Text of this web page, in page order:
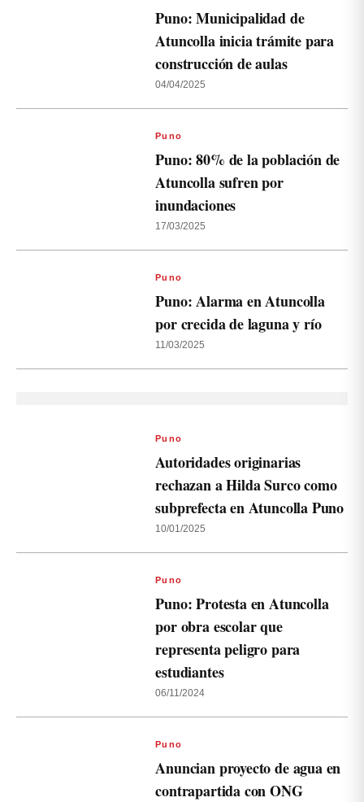
Puno: Municipalidad de
Atuncolla inicia trámite para
construcción de aulas
04/04/2025
Puno
Puno: 80% de la población de
Atuncolla sufren por
inundaciones
17/03/2025
Puno
Puno: Alarma en Atuncolla
por crecida de laguna y río
11/03/2025
Puno
Autoridades originarias
rechazan a Hilda Surco como
subprefecta en Atuncolla Puno
10/01/2025
Puno
Puno: Protesta en Atuncolla
por obra escolar que
representa peligro para
estudiantes
06/11/2024
Puno
Anuncian proyecto de agua en
contrapartida con ONG